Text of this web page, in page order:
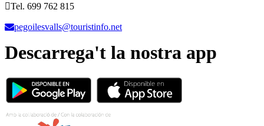
Tel. 699 762 815
pegoilesvalls@touristinfo.net
Descarrega't la nostra app